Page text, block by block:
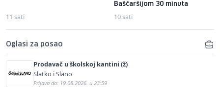
11 sati
Baščaršijom 30 minuta
10 sati
Oglasi za posao
Prodavač u školskoj kantini (ž)
Slatko i Slano
Prijava do: 19.08.2026. u 23:59